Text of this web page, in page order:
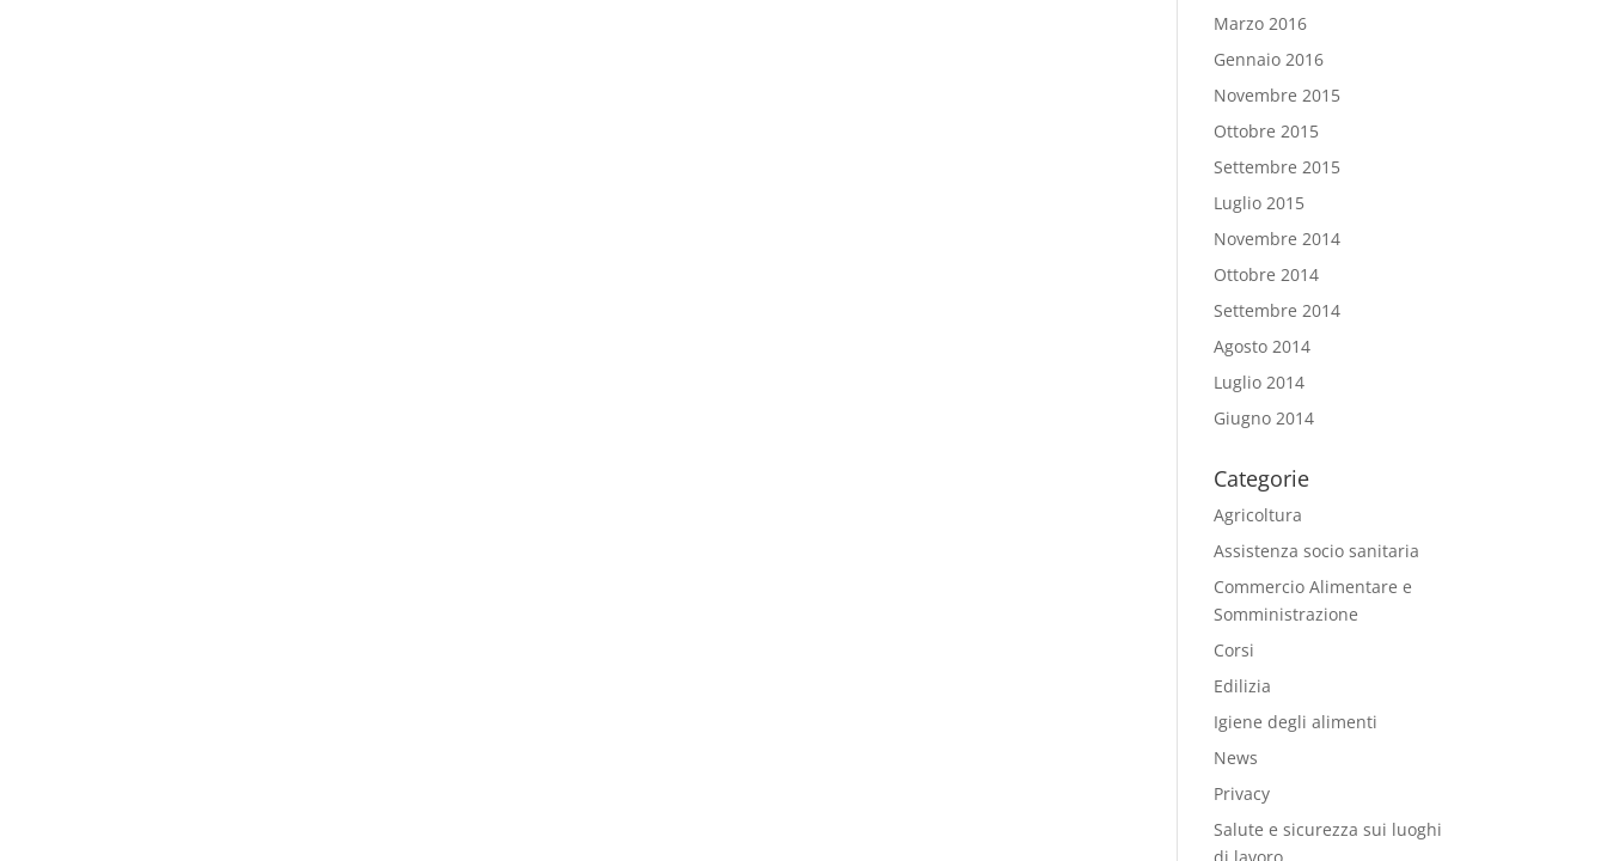
Marzo 2016
Gennaio 2016
Novembre 2015
Ottobre 2015
Settembre 2015
Luglio 2015
Novembre 2014
Ottobre 2014
Settembre 2014
Agosto 2014
Luglio 2014
Giugno 2014
Categorie
Agricoltura
Assistenza socio sanitaria
Commercio Alimentare e
Somministrazione
Corsi
Edilizia
Igiene degli alimenti
News
Privacy
Salute e sicurezza sui luoghi